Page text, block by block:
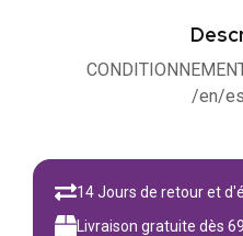
/en/
14 Jours de retour et
Livraison gratuite dès